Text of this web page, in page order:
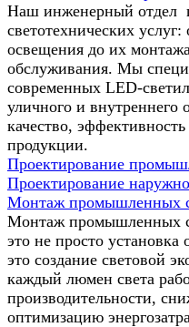
Наш инженерный отдел
светотехнических
освещения до их
обслуживания. Мы
современных LED-
уличного и внутреннего
качество,
продукции.
Проектирование
Проектирование
Монтаж промышленных
Монтаж промышленных
это не просто установка
это создание световой
каждый люмен света
производительности,
оптимизацию